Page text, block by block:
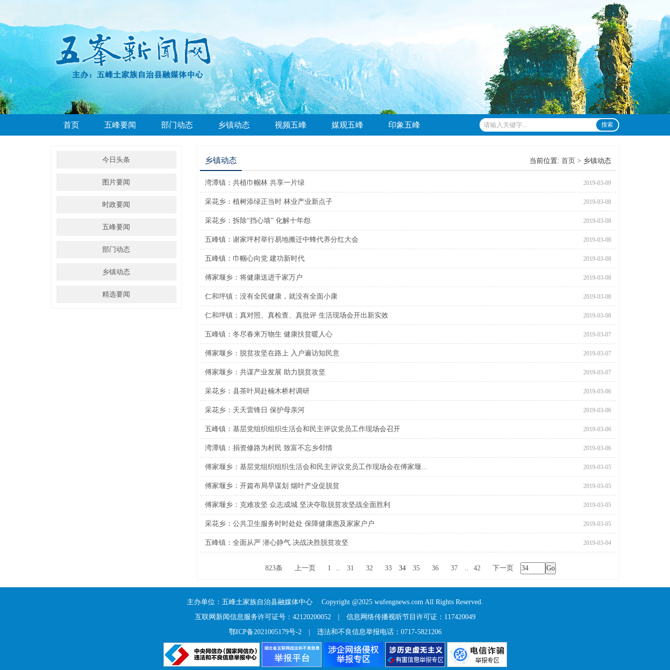
首页 五峰要闻 部门动态 乡镇动态 视频五峰 媒观五峰 印象五峰 搜索
今日头条
图片要闻
时政要闻
五峰要闻
部门动态
乡镇动态
精选要闻
当前位置: 首页 > 乡镇动态
乡镇动态
2019-03-09
湾潭镇：共植巾帼林 共享一片绿
2019-03-08
采花乡：植树添绿正当时 林业产业新点子
2019-03-08
采花乡：拆除“挡心墙” 化解十年怨
2019-03-08
五峰镇：谢家坪村举行易地搬迁中蜂代养分红大会
2019-03-08
五峰镇：巾帼心向党 建功新时代
2019-03-08
傅家堰乡：将健康送进千家万户
2019-03-08
仁和坪镇：没有全民健康，就没有全面小康
2019-03-08
仁和坪镇：真对照、真检查、真批评 生活现场会开出新实效
2019-03-07
五峰镇：冬尽春来万物生 健康扶贫暖人心
2019-03-07
傅家堰乡：脱贫攻坚在路上 入户遍访知民意
2019-03-07
傅家堰乡：共谋产业发展 助力脱贫攻坚
2019-03-06
采花乡：县茶叶局赴楠木桥村调研
2019-03-06
采花乡：天天雷锋日 保护母亲河
2019-03-06
五峰镇：基层党组织组织生活会和民主评议党员工作现场会召开
2019-03-06
湾潭镇：捐资修路为村民 致富不忘乡邻情
2019-03-05
傅家堰乡：基层党组织组织生活会和民主评议党员工作现场会在傅家堰...
2019-03-05
傅家堰乡：开篇布局早谋划 烟叶产业促脱贫
2019-03-05
傅家堰乡：克难攻坚 众志成城 坚决夺取脱贫攻坚战全面胜利
2019-03-05
采花乡：公共卫生服务时时处处 保障健康惠及家家户户
2019-03-04
五峰镇：全面从严 潜心静气 决战决胜脱贫攻坚
823条 上一页 1 .. 31 32 33 34 35 36 37 .. 42 下一页 Go
主办单位：五峰土家族自治县融媒体中心 Copyright @2025 wufengnews.com All Rights Reserved.
互联网新闻信息服务许可证号：42120200052| 信息网络传播视听节目许可证：117420049
鄂ICP备2021005179号-2| 违法和不良信息举报电话：0717-5821206